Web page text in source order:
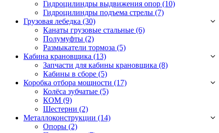
Гидроцилиндры выдвижения опор (10)
Гидроцилиндры подъема стрелы (7)
Грузовая лебедка (30)
Канаты грузовые стальные (6)
Полумуфты (2)
Размыкатели тормоза (5)
Кабина крановщика (13)
Запчасти для кабины крановщика (8)
Кабины в сборе (5)
Коробка отбора мощности (17)
Колёса зубчатые (5)
КОМ (9)
Шестерни (2)
Металлоконструкции (14)
Опоры (2)